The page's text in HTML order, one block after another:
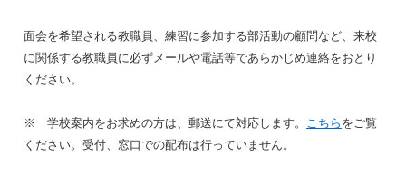
面会を希望される教職員、練習に参加する部活動の顧問など、来校
に関係する教職員に必ずメールや電話等であらかじめ連絡をおとり
ください。
※ 学校案内をお求めの方は、郵送にて対応します。 こちら をご覧
ください。受付、窓口での配布は行っていません。